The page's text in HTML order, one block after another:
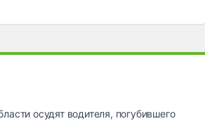
осудят водителя, погубившего